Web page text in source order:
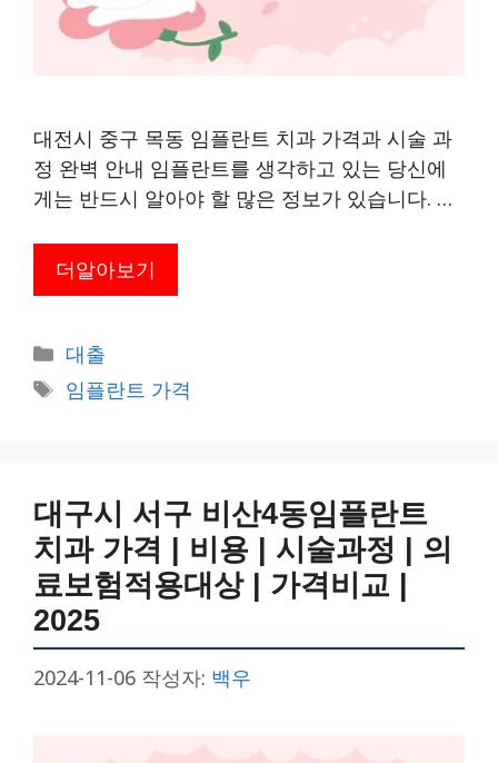
대전시 중구 목동 임플란트 치과 가격과 시술 과
정 완벽 안내 임플란트를 생각하고 있는 당신에
게는 반드시 알아야 할 많은 정보가 있습니다. …
더알아보기
카
테
고
대출
태
임플란트 가격
대구시 서구 비산4동임플란트
치과 가격 | 비용 | 시술과정 | 의
료보험적용대상 | 가격비교 |
2025
2024-11-06 작성자: 백우